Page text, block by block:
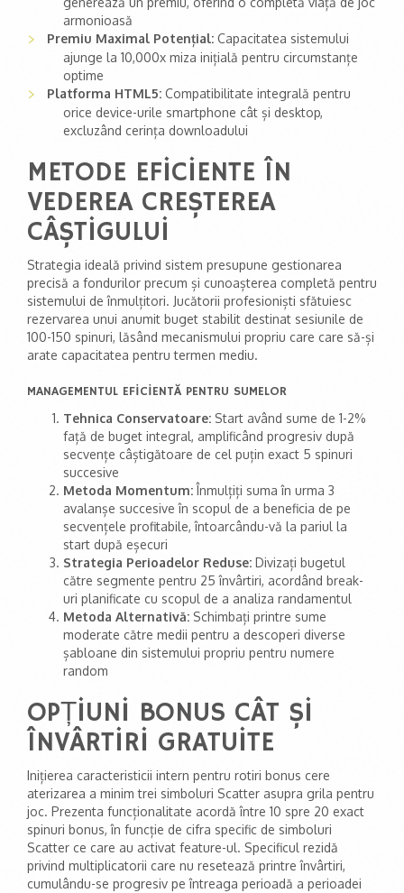
armonioasă
Premiu Maximal Potențial: Capacitatea sistemului
ajunge la 10,000x miza inițială pentru circumstanțe
optime
Platforma HTML5: Compatibilitate integrală pentru
orice device-urile smartphone cât și desktop,
excluzând cerința downloadului
METODE EFICIENTE ÎN
VEDEREA CREȘTEREA
CÂȘTIGULUI
Strategia ideală privind sistem presupune gestionarea
precisă a fondurilor precum și cunoașterea completă pentru
sistemului de înmulțitori. Jucătorii profesioniști sfătuiesc
rezervarea unui anumit buget stabilit destinat sesiunile de
100-150 spinuri, lăsând mecanismului propriu care care să-și
arate capacitatea pentru termen mediu.
MANAGEMENTUL EFICIENTĂ PENTRU SUMELOR
Tehnica Conservatoare: Start având sume de 1-2%
față de buget integral, amplificând progresiv după
secvențe câștigătoare de cel puțin exact 5 spinuri
succesive
Metoda Momentum:Înmulțiți suma în urma 3
avalanșe succesive în scopul de a beneficia de pe
secvențele profitabile, întoarcându-vă la pariul la
start după eșecuri
Strategia Perioadelor Reduse: Divizați bugetul
către segmente pentru 25 învârtiri, acordând break-
uri planificate cu scopul de a analiza randamentul
Metoda Alternativă: Schimbați printre sume
moderate către medii pentru a descoperi diverse
șabloane din sistemului propriu pentru numere
random
OPȚIUNI BONUS CÂT ȘI
ÎNVÂRTIRI GRATUITE
Inițierea caracteristicii intern pentru rotiri bonus cere
aterizarea a minim trei simboluri Scatter asupra grila pentru
joc. Prezenta funcționalitate acordă între 10 spre 20 exact
spinuri bonus, în funcție de cifra specific de simboluri
Scatter ce care au activat feature-ul. Specificul rezidă
privind multiplicatorii care nu resetează printre învârtiri,
cumulându-se progresiv pe întreaga perioadă a perioadei